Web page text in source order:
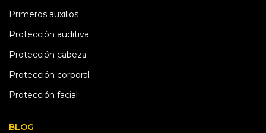
Primeros auxilios
Protección auditiva
Protección cabeza
Protección corporal
Protección facial
BLOG